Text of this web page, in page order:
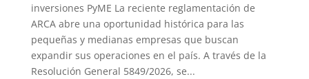
inversiones PyME La reciente reglamentación de
ARCA abre una oportunidad histórica para las
pequeñas y medianas empresas que buscan
expandir sus operaciones en el país. A través de la
Resolución General 5849/2026, se...